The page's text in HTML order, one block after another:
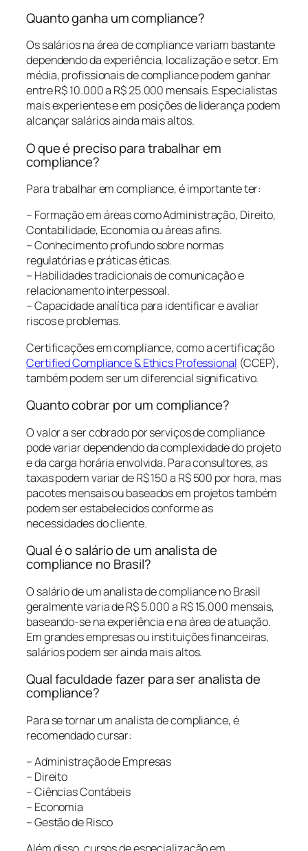
Quanto ganha um compliance?
Os salários na área de compliance variam bastante
dependendo da experiência, localização e setor. Em
média, profissionais de compliance podem ganhar
entre R$ 10.000 a R$ 25.000 mensais. Especialistas
mais experientes e em posições de liderança podem
alcançar salários ainda mais altos.
O que é preciso para trabalhar em
compliance?
Para trabalhar em compliance, é importante ter:
– Formação em áreas como Administração, Direito,
Contabilidade, Economia ou áreas afins.
– Conhecimento profundo sobre normas
regulatórias e práticas éticas.
– Habilidades tradicionais de comunicação e
relacionamento interpessoal.
– Capacidade analítica para identificar e avaliar
riscos e problemas.
Certificações em compliance, como a certificação
Certified Compliance & Ethics Professional (CCEP),
também podem ser um diferencial significativo.
Quanto cobrar por um compliance?
O valor a ser cobrado por serviços de compliance
pode variar dependendo da complexidade do projeto
e da carga horária envolvida. Para consultores, as
taxas podem variar de R$ 150 a R$ 500 por hora, mas
pacotes mensais ou baseados em projetos também
podem ser estabelecidos conforme as
necessidades do cliente.
Qual é o salário de um analista de
compliance no Brasil?
O salário de um analista de compliance no Brasil
geralmente varia de R$ 5.000 a R$ 15.000 mensais,
baseando-se na experiência e na área de atuação.
Em grandes empresas ou instituições financeiras,
salários podem ser ainda mais altos.
Qual faculdade fazer para ser analista de
compliance?
Para se tornar um analista de compliance, é
recomendado cursar:
– Administração de Empresas
– Direito
– Ciências Contábeis
– Economia
– Gestão de Risco